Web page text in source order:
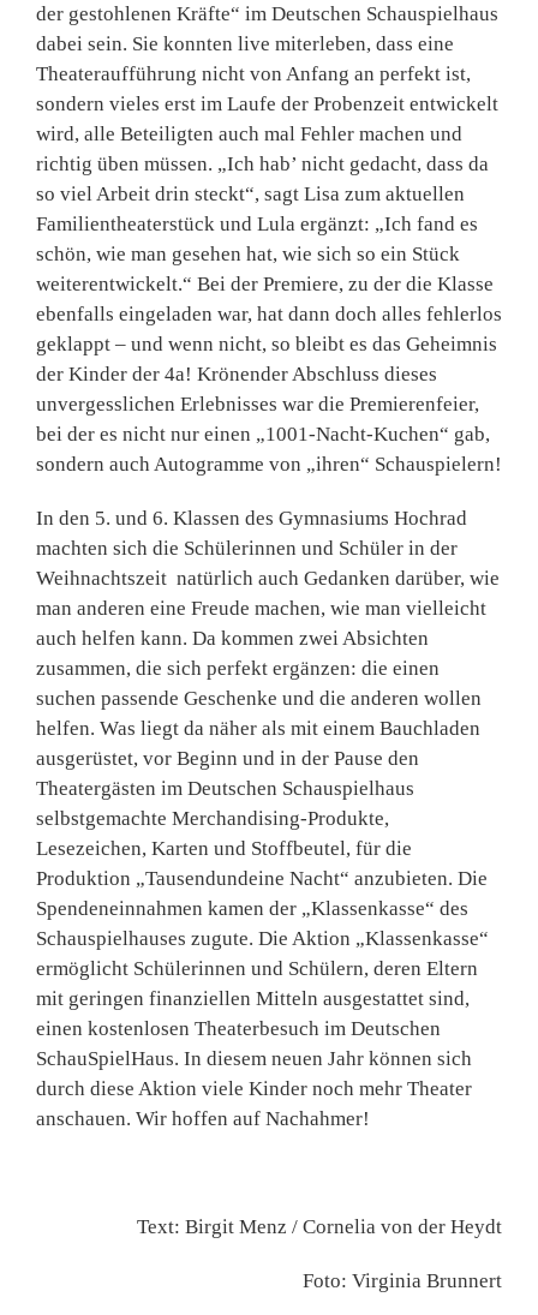
der gestohlenen Kräfte“ im Deutschen Schauspielhaus
dabei sein. Sie konnten live miterleben, dass eine
Theateraufführung nicht von Anfang an perfekt ist,
sondern vieles erst im Laufe der Probenzeit entwickelt
wird, alle Beteiligten auch mal Fehler machen und
richtig üben müssen. „Ich hab’ nicht gedacht, dass da
so viel Arbeit drin steckt“, sagt Lisa zum aktuellen
Familientheaterstück und Lula ergänzt: „Ich fand es
schön, wie man gesehen hat, wie sich so ein Stück
weiterentwickelt.“ Bei der Premiere, zu der die Klasse
ebenfalls eingeladen war, hat dann doch alles fehlerlos
geklappt – und wenn nicht, so bleibt es das Geheimnis
der Kinder der 4a! Krönender Abschluss dieses
unvergesslichen Erlebnisses war die Premierenfeier,
bei der es nicht nur einen „1001-Nacht-Kuchen“ gab,
sondern auch Autogramme von „ihren“ Schauspielern!
In den 5. und 6. Klassen des Gymnasiums Hochrad
machten sich die Schülerinnen und Schüler in der
Weihnachtszeit natürlich auch Gedanken darüber, wie
man anderen eine Freude machen, wie man vielleicht
auch helfen kann. Da kommen zwei Absichten
zusammen, die sich perfekt ergänzen: die einen
suchen passende Geschenke und die anderen wollen
helfen. Was liegt da näher als mit einem Bauchladen
ausgerüstet, vor Beginn und in der Pause den
Theatergästen im Deutschen Schauspielhaus
selbstgemachte Merchandising-Produkte,
Lesezeichen, Karten und Stoffbeutel, für die
Produktion „Tausendundeine Nacht“ anzubieten. Die
Spendeneinnahmen kamen der „Klassenkasse“ des
Schauspielhauses zugute. Die Aktion „Klassenkasse“
ermöglicht Schülerinnen und Schülern, deren Eltern
mit geringen finanziellen Mitteln ausgestattet sind,
einen kostenlosen Theaterbesuch im Deutschen
SchauSpielHaus. In diesem neuen Jahr können sich
durch diese Aktion viele Kinder noch mehr Theater
anschauen. Wir hoffen auf Nachahmer!
Text: Birgit Menz / Cornelia von der Heydt
Foto: Virginia Brunnert